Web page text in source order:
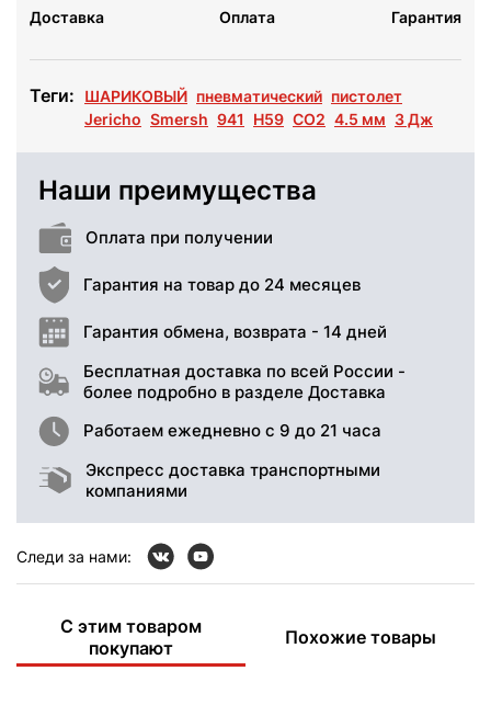
Доставка Оплата Гарантия
Теги: ШАРИКОВЫЙ пневматический пистолет
Jericho Smersh 941 H59 СО2 4.5 мм 3 Дж
Наши преимущества
Оплата при получении
Гарантия на товар до 24 месяцев
Гарантия обмена, возврата - 14 дней
Бесплатная доставка по всей России -
более подробно в разделе Доставка
Работаем ежедневно с 9 до 21 часа
Экспресс доставка транспортными
компаниями
Следи за нами:
С этим товаром
покупают
Похожие товары